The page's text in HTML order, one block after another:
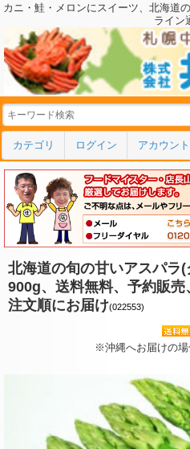
カニ・鮭・メロンにスイーツ、北海道
ライン
カテゴリ ログイン アカウント
北海道の旬の甘いアスパラ
900g、送料無料、予約販
注文順にお届け(022553)
※沖縄へお届けの場